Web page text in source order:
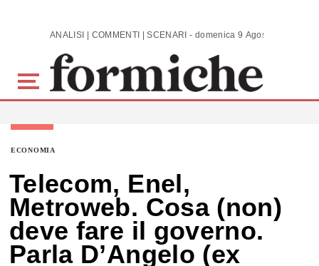
Skip to main content ANALISI | COMMENTI | SCENARI - domenica 9 Agosto 2026
ECONOMIA
Telecom, Enel,
Metroweb. Cosa (non)
deve fare il governo.
Parla D’Angelo (ex